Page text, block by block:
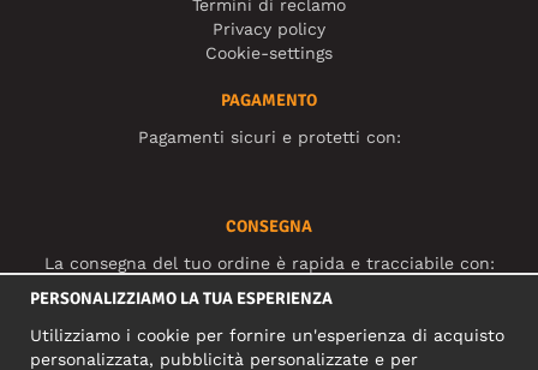
Termini di reclamo
Privacy policy
Cookie-settings
PAGAMENTO
Pagamenti sicuri e protetti con:
CONSEGNA
La consegna del tuo ordine è rapida e tracciabile con:
SOCIAL MEDIA
PERSONALIZZIAMO LA TUA ESPERIENZA
Utilizziamo i cookie per fornire un'esperienza di acquisto
personalizzata, pubblicità personalizzate e per